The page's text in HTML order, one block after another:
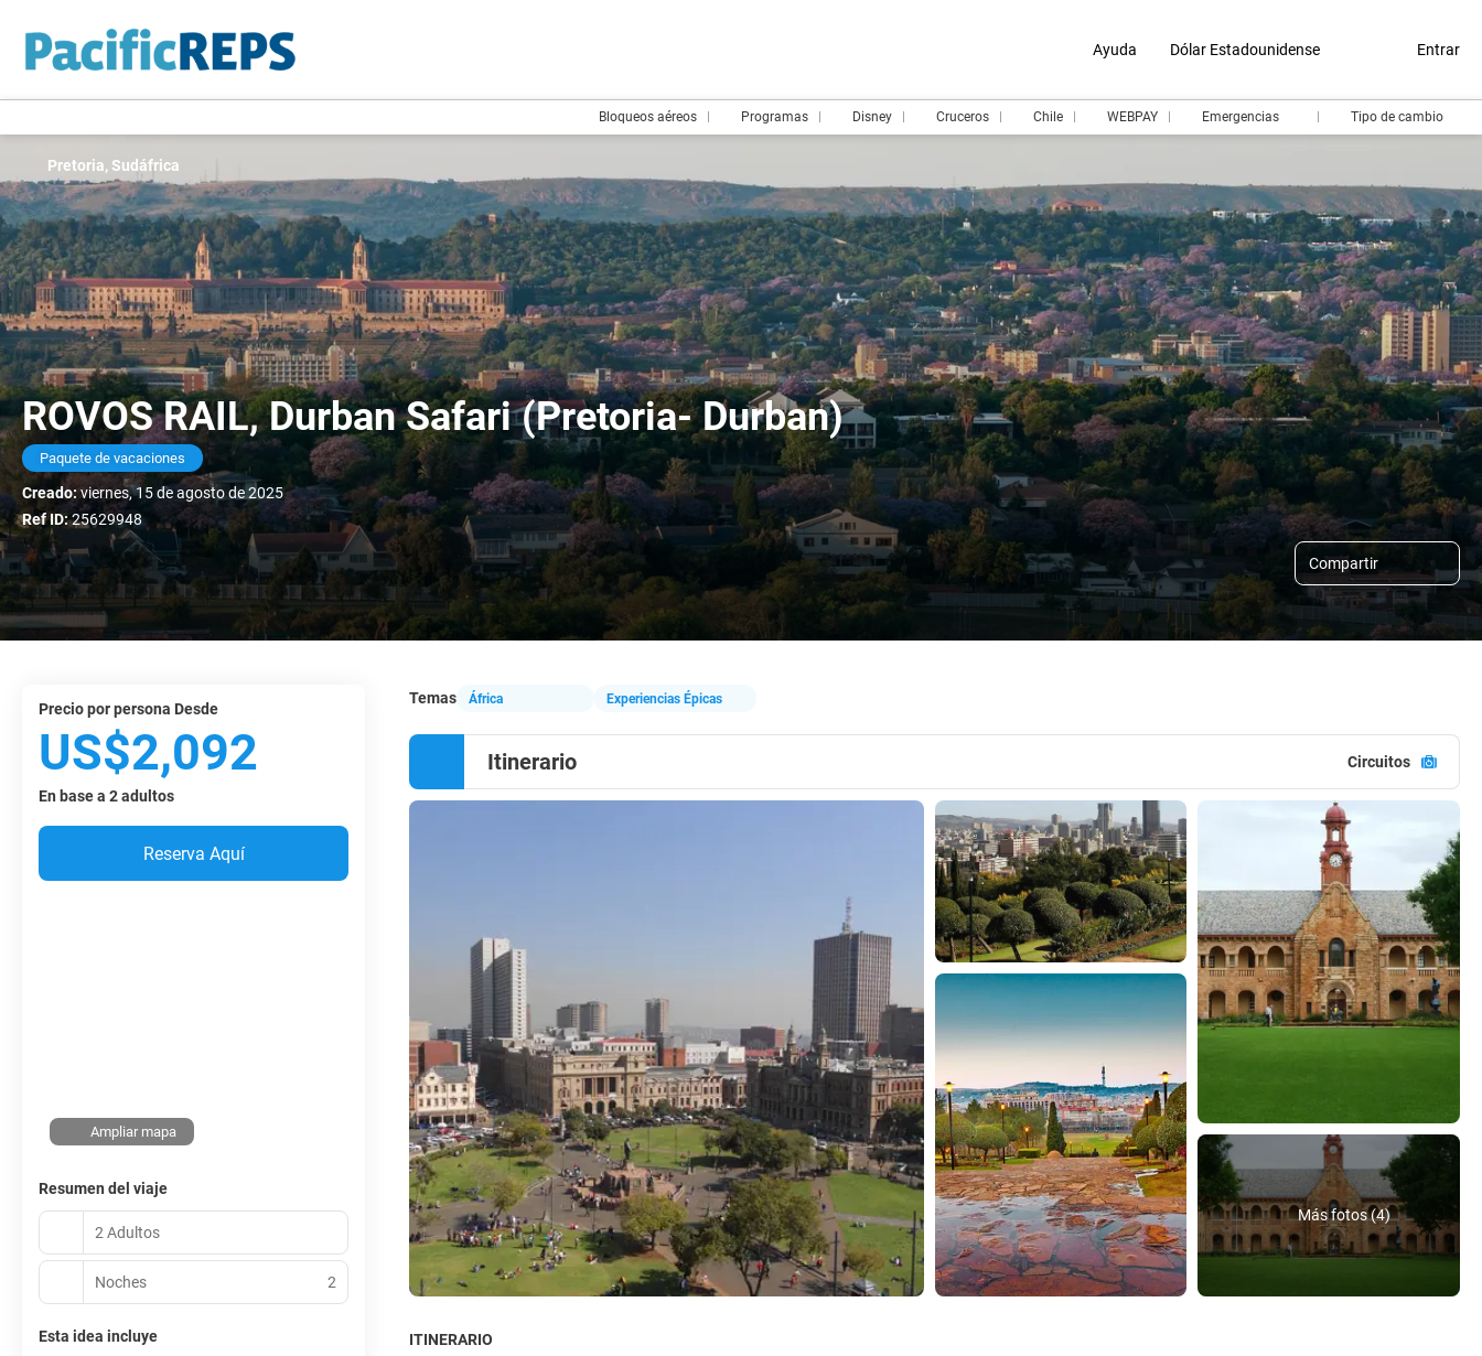
Ayuda Dólar Estadounidense Entrar
Bloqueos aéreos Programas Disney Cruceros Chile WEBPAY Emergencias Tipo de cambio
ROVOS RAIL, Durban Safari (Pretoria- Durban)
Paquete de vacaciones
Creado:viernes, 15 de agosto de 2025
Ref ID:25629948
Compartir
Pretoria, Sudáfrica
Temas África Experiencias Épicas
Itinerario Circuitos
Más fotos (4)
ITINERARIO
precio por persona Desde
US$2,092
En base a 2 adultos
Reserva Aquí
Ampliar mapa
Resumen del viaje
2 Adultos
Noches 2
Esta idea incluye